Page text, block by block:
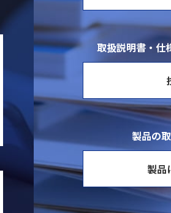
取扱説明書・仕
製品の
製品